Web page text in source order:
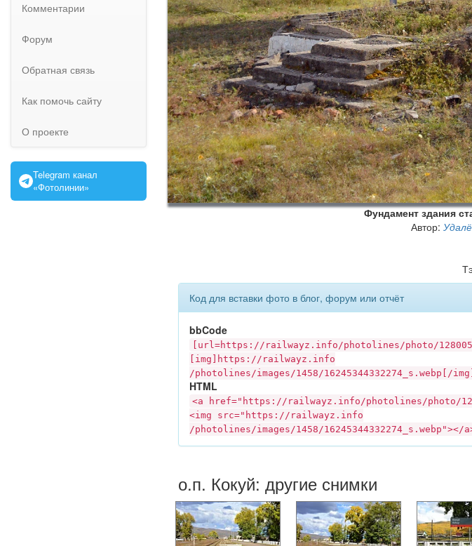
Комментарии
Форум
Обратная связь
Как помочь сайту
О проекте
Telegram канал
«Фотолинии»
Фундамент здания
Автор:
Код для вставки фото в блог, форум или отчёт
bbCode
[url=https:// railwayz.info /photolines/photo/
[img]https:// railwayz.info
/photolines/images/1458/16245344332274_s.webp[/
HTML
<a href="https:// railwayz.info /photolines/photo/
<img src="https:// railwayz.info
/photolines/images/1458/16245344332274_s.webp"></
о.п. Кокуй: другие снимки